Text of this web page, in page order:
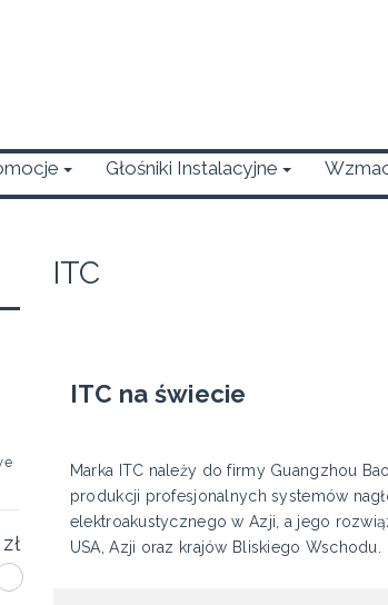
Głośniki Instalacyjne
ITC
ITC na świecie
Marka ITC należy do firmy Guangzhou
produkcji profesjonalnych systemów
elektroakustycznego w Azji, a jego
USA, Azji oraz krajów Bliskiego Wschodu.
zł